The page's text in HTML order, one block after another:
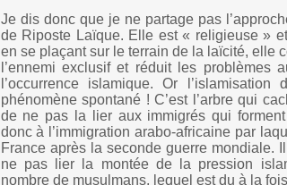
Je dis donc que je ne partage pas
de Riposte Laïque. Elle est « religieuse »
en se plaçant sur le terrain de la laïcité, elle
l’ennemi exclusif et réduit les problèmes
l’occurrence islamique. Or
phénomène spontané ! C’est l’arbre qui
de ne pas la lier aux immigrés qui forment
donc à l’immigration arabo-africaine par
France après la seconde guerre mondiale.
ne pas lier la montée de la pression
nombre de musulmans, lequel est du à la